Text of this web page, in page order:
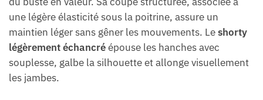
une légère élasticité sous la poitrine, assure un
maintien léger sans gêner les mouvements. Leshorty
légèrement échancréépouse les hanches avec
souplesse, galbe la silhouette et allonge visuellement
les jambes.